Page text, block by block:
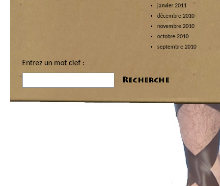
janvier 2011
décembre 2010
novembre 2010
octobre 2010
septembre 2010
Entrez un mot clef :